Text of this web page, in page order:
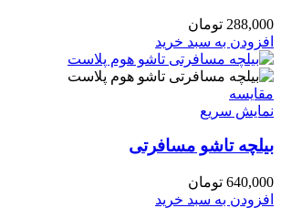
288,000 تومان
افزودن به سبد خرید
مقايسه
نمایش سریع
بیلچه تاشو مسافرتی
640,000 تومان
افزودن به سبد خرید